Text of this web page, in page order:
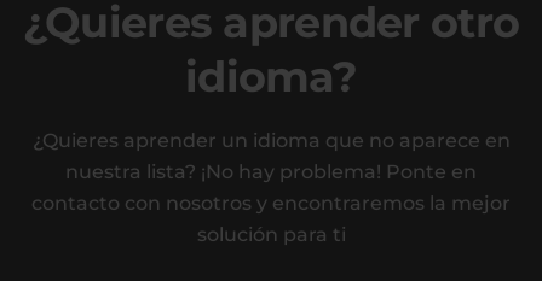
¿Quieres aprender otro
idioma?
¿Quieres aprender un idioma que no aparece en
nuestra lista? ¡No hay problema! Ponte en
contacto con nosotros y encontraremos la mejor
solución para ti